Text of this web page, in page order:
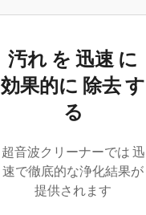
汚れ を 迅速 に
効果的に 除去 す
る
超音波クリーナーでは 迅
速で徹底的な浄化結果が
提供されます